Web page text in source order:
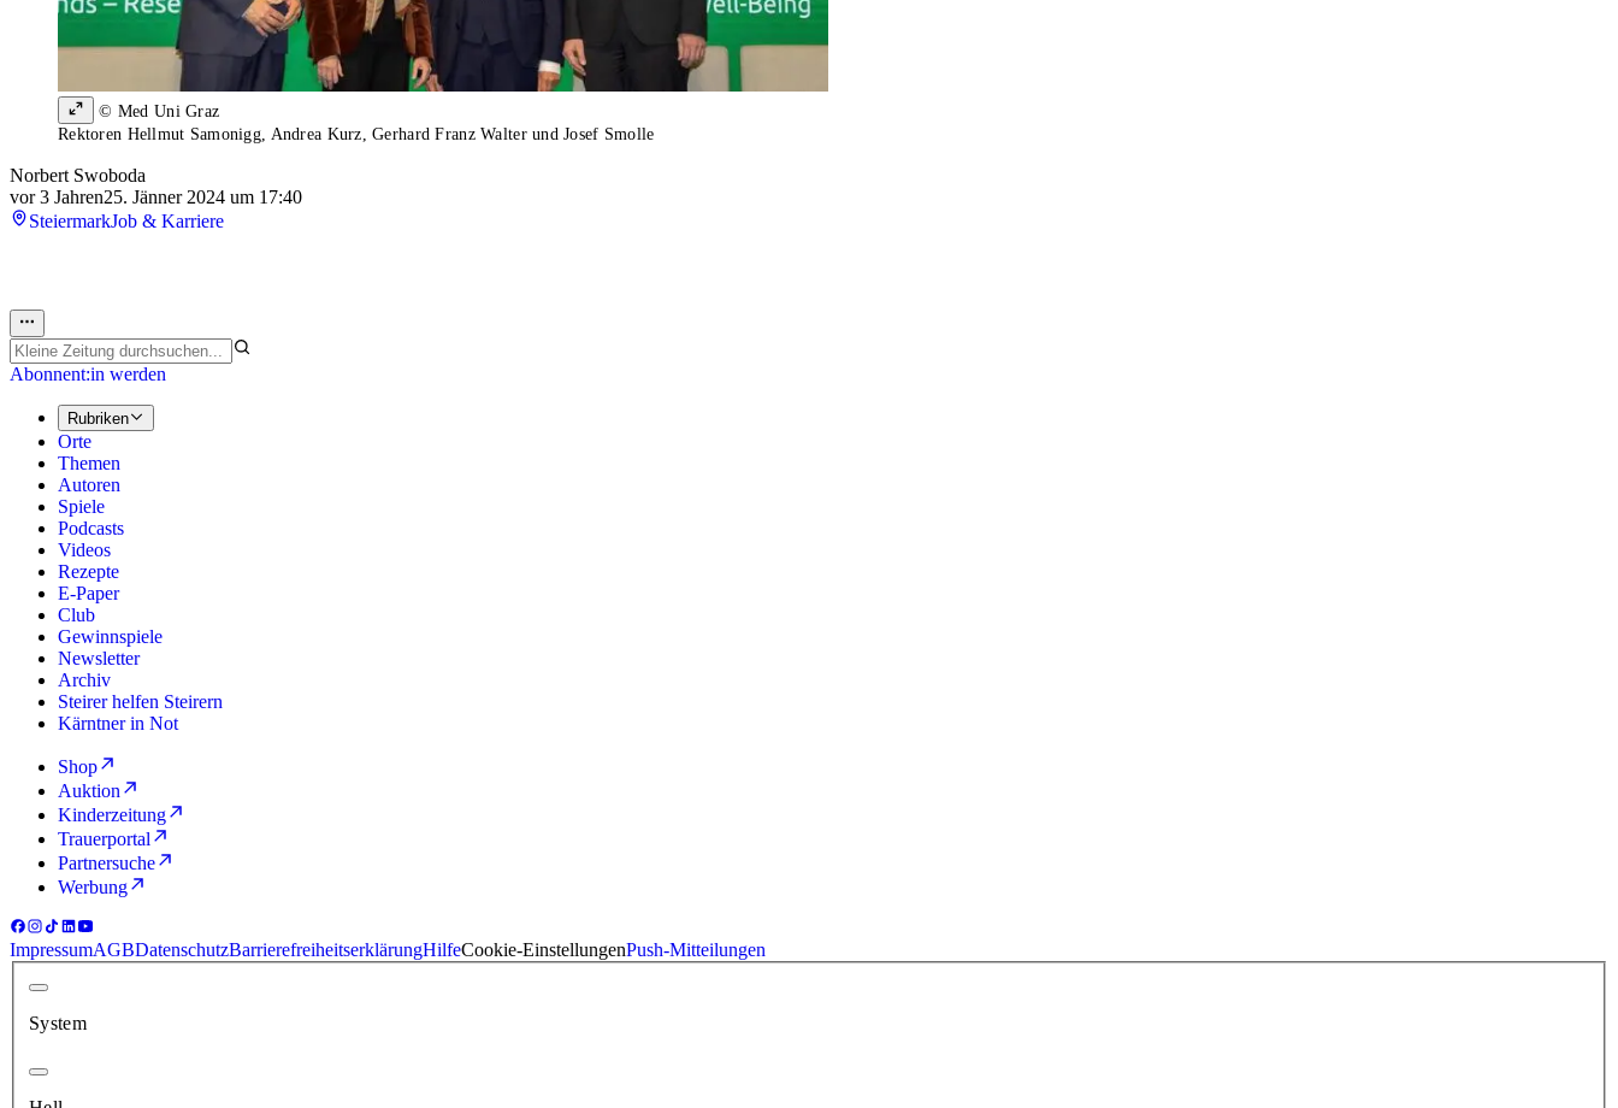
© Med Uni Graz
Rektoren Hellmut Samonigg, Andrea Kurz, Gerhard Franz Walter und Josef Smolle
Norbert Swoboda
vor 3 Jahren25. Jänner 2024 um 17:40
SteiermarkJob & Karriere
Abonnent:in werden
Rubriken
Orte
Themen
Autoren
Spiele
Podcasts
Videos
Rezepte
E-Paper
Club
Gewinnspiele
Newsletter
Archiv
Steirer helfen Steirern
Kärntner in Not
Shop
Auktion
Kinderzeitung
Trauerportal
Partnersuche
Werbung
ImpressumAGBDatenschutzBarrierefreiheitserklärungHilfeCookie-EinstellungenPush-Mitteilungen
System